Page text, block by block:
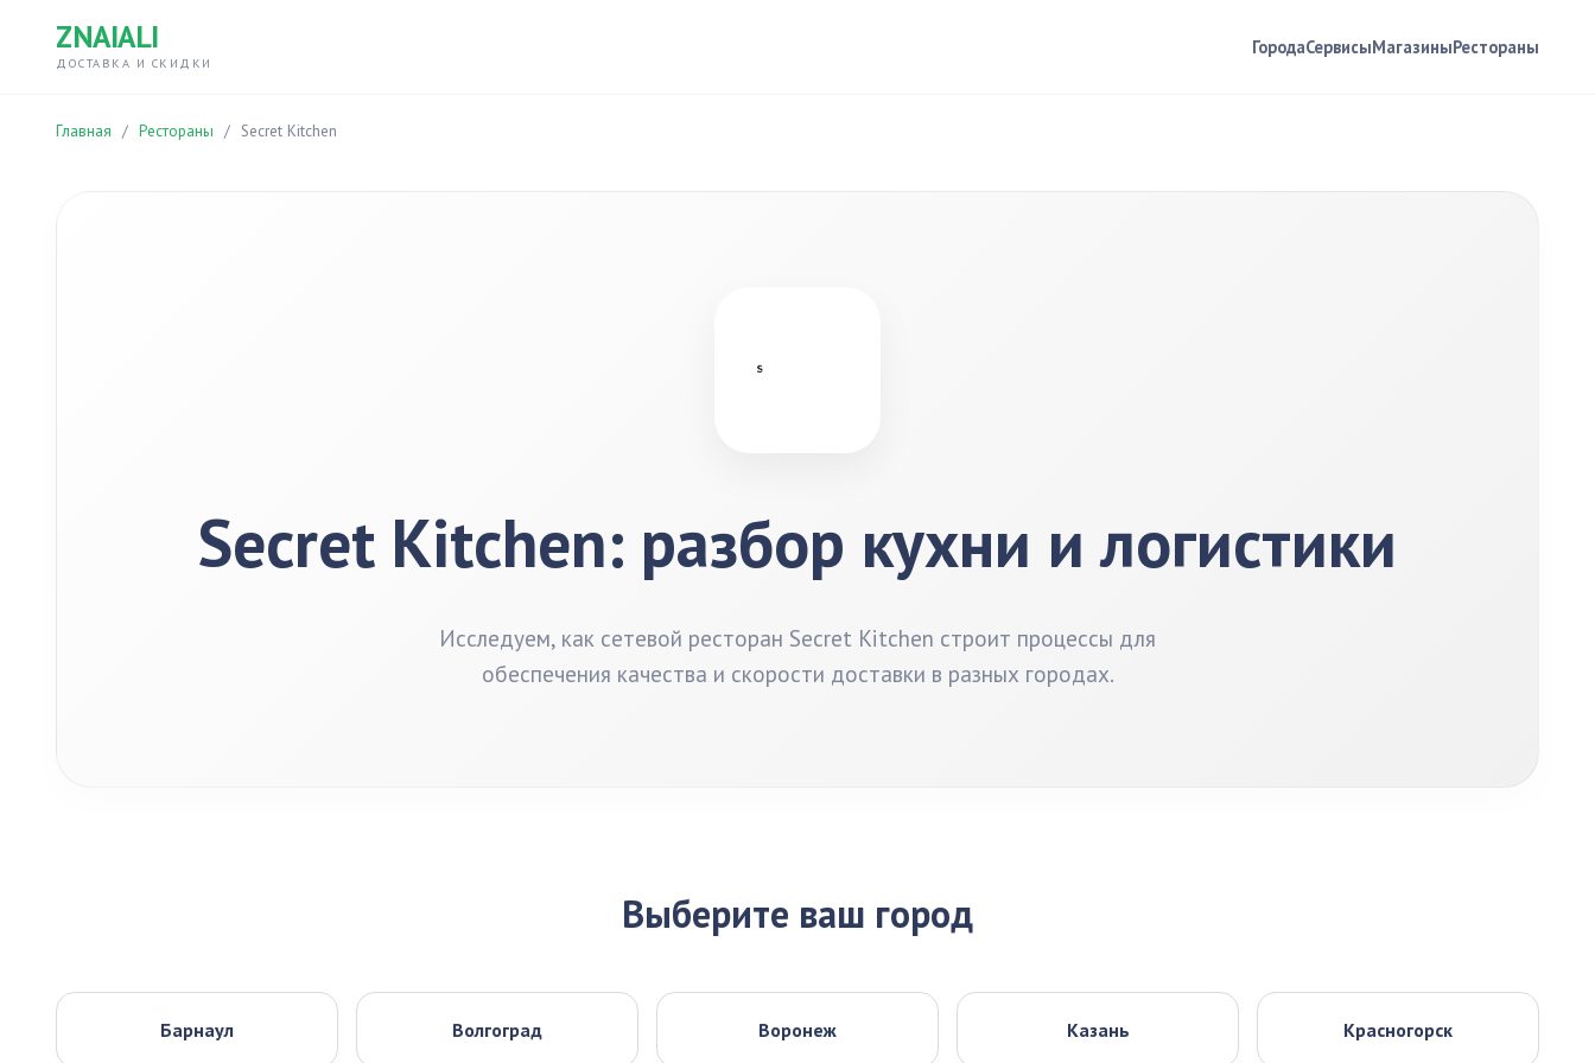
ZNAIALI
ДОСТАВКА И СКИДКИ
ГородаСервисыМагазиныРестораны
Главная / Рестораны / Secret Kitchen
Secret Kitchen: разбор кухни и логистики
Исследуем, как сетевой ресторан Secret Kitchen строит процессы для
обеспечения качества и скорости доставки в разных городах.
Выберите ваш город
Барнаул Волгоград Воронеж Казань Красногорск